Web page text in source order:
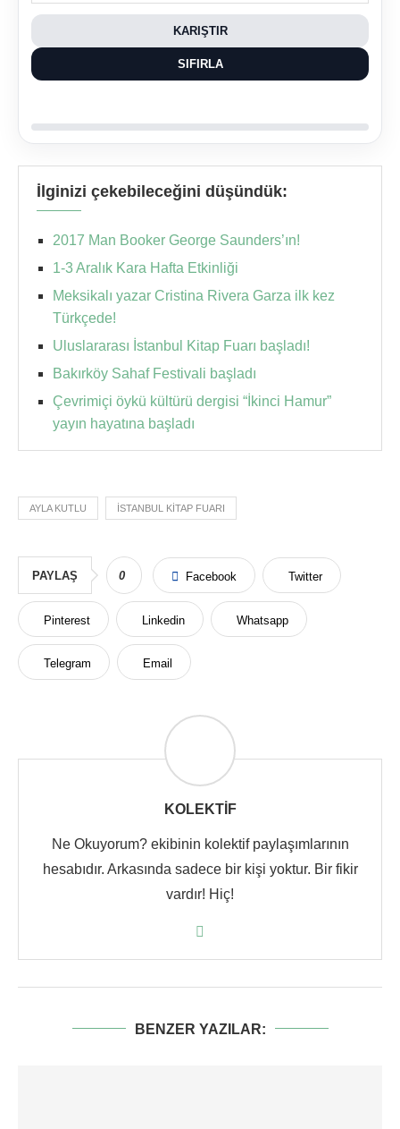
KARIŞTIR
SIFIRLA
İlginizi çekebileceğini düşündük:
2017 Man Booker George Saunders’ın!
1-3 Aralık Kara Hafta Etkinliği
Meksikalı yazar Cristina Rivera Garza ilk kez
Türkçede!
Uluslararası İstanbul Kitap Fuarı başladı!
Bakırköy Sahaf Festivali başladı
Çevrimiçi öykü kültürü dergisi “İkinci Hamur”
yayın hayatına başladı
AYLA KUTLU ISTANBUL KITAP FUARI
PAYLAŞ 0 Facebook Twitter
Pinterest Linkedin Whatsapp
Telegram Email
KOLEKTIF
Ne Okuyorum? ekibinin kolektif paylaşımlarının
hesabıdır. Arkasında sadece bir kişi yoktur. Bir fikir
vardır! Hiç!
BENZER YAZILAR: